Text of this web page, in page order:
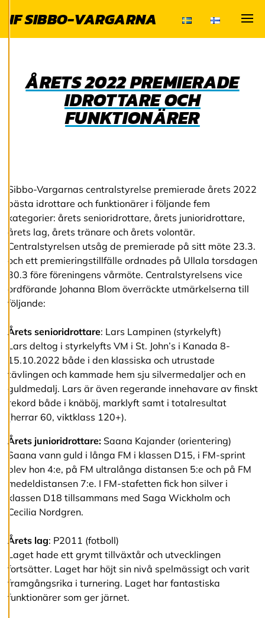
när som helst. Läs
o
k
i
e
s
A
v
v
i
s
a
l
l
a
A
c
c
p
e
r
a
a
l
l
c
o
o
k
e
s
IF SIBBO-VARGARNA
ÅRETS 2022 PREMIERADE
IDROTTARE OCH
FUNKTIONÄRER
Sibbo-Vargarnas centralstyrelse premierade årets 2022
bästa idrottare och funktionärer i följande fem
kategorier: årets senioridrottare, årets junioridrottare,
årets lag, årets tränare och årets volontär.
Centralstyrelsen utsåg de premierade på sitt möte 23.3.
och ett premieringstillfälle ordnades på Ullala torsdagen
30.3 före föreningens vårmöte. Centralstyrelsens vice
ordförande Johanna Blom överräckte utmärkelserna till
följande:
Årets senioridrottare: Lars Lampinen (styrkelyft)
Lars deltog i styrkelyfts VM i St. John’s i Kanada 8-
15.10.2022 både i den klassiska och utrustade
tävlingen och kammade hem sju silvermedaljer och en
guldmedalj. Lars är även regerande innehavare av finskt
rekord både i knäböj, marklyft samt i totalresultat
(herrar 60, viktklass 120+).
Årets junioridrottare: Saana Kajander (orientering)
Saana vann guld i långa FM i klassen D15, i FM-sprint
blev hon 4:e, på FM ultralånga distansen 5:e och på FM
medeldistansen 7:e. I FM-stafetten fick hon silver i
klassen D18 tillsammans med Saga Wickholm och
Cecilia Nordgren.
Årets lag: P2011 (fotboll)
Laget hade ett grymt tillväxtår och utvecklingen
fortsätter. Laget har höjt sin nivå spelmässigt och varit
framgångsrika i turnering. Laget har fantastiska
funktionärer som ger järnet.